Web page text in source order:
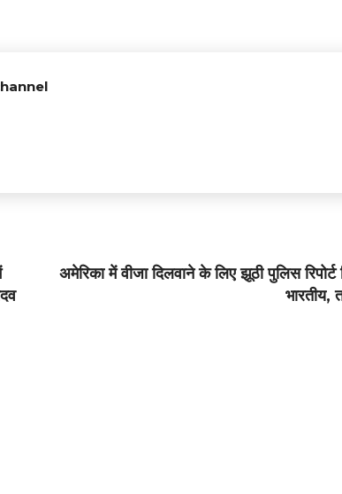
अमेरिका में वीजा दिलवाने के लिए झूठी पुलिस रिपोर्ट
भारतीय,